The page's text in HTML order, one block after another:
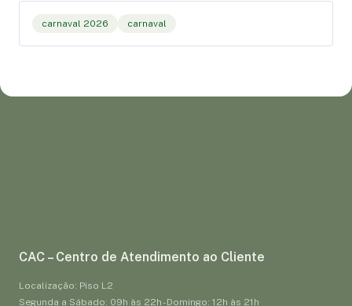
carnaval 2026 carnaval
CAC – Centro de Atendimento ao Cliente
Localização: Piso L2
Segunda a Sábado: 09h às 22h - Domingo: 12h às 21h